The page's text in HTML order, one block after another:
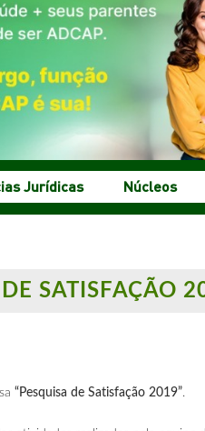
Jurídicas Núcleos
SATISFAÇÃO
“Pesquisa de Satisfação 2019”.